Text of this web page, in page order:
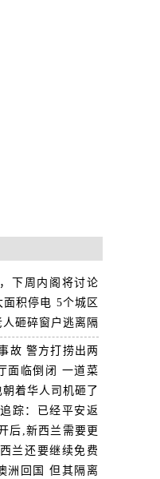
下周内阁将讨论
面积停电 5个城区
砸碎窗户逃离隔
故 警方打捞出两
面临倒闭 一道菜
着华人司机砸了
踪：已经平安返
后,新西兰需要更
兰还要继续免费
洲回国 但其隔离